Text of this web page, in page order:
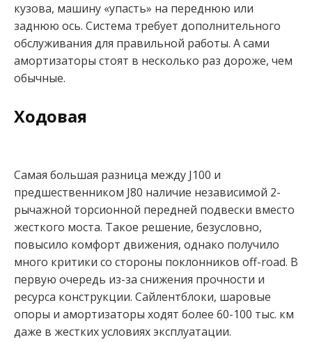
кузова, машину «упасть» на переднюю или
заднюю ось. Система требует дополнительного
обслуживания для правильной работы. А сами
амортизаторы стоят в несколько раз дороже, чем
обычные.
Ходовая
Самая большая разница между J100 и
предшественником J80 наличие независимой 2-
рычажной торсионной передней подвески вместо
жесткого моста. Такое решение, безусловно,
повысило комфорт движения, однако получило
много критики со стороны поклонников off-road. В
первую очередь из-за снижения прочности и
ресурса конструкции. Сайлентблоки, шаровые
опоры и амортизаторы ходят более 60-100 тыс. км
даже в жестких условиях эксплуатации.